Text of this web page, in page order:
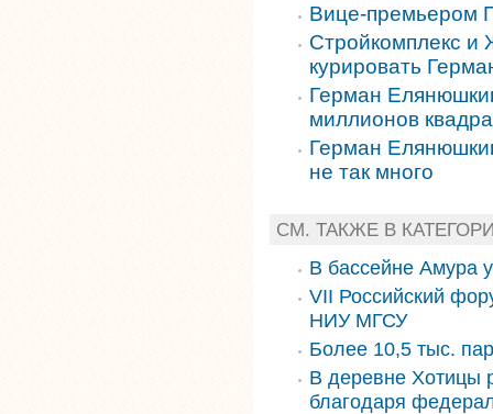
Вице-премьером
Стройкомплекс и
курировать
Герман
миллионов
Герман
не так много
СМ. ТАКЖЕ В
В бассейне Амура
VII Российский
НИУ МГСУ
Более 10,5 тыс.
В деревне Хотицы
благодаря